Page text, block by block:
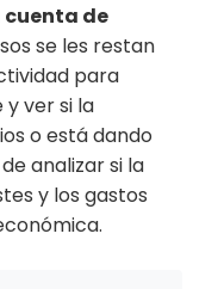
cuenta de
se les restan
para
ver si la
o está dando
analizar si la
y los gastos